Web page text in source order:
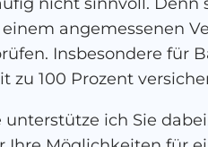
angemessenen
Insbesondere für
zu 100 Prozent
unterstütze ich Sie